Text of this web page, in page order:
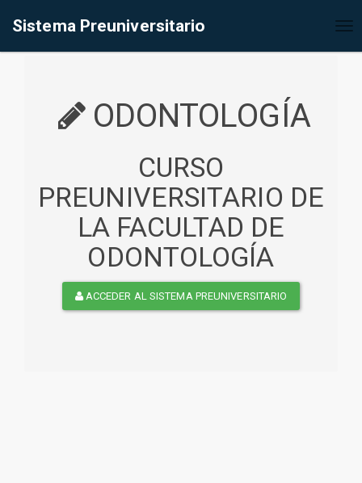
Sistema Preuniversitario
ODONTOLOGÍA
CURSO
PREUNIVERSITARIO DE
LA FACULTAD DE
ODONTOLOGÍA
ACCEDER AL SISTEMA PREUNIVERSITARIO